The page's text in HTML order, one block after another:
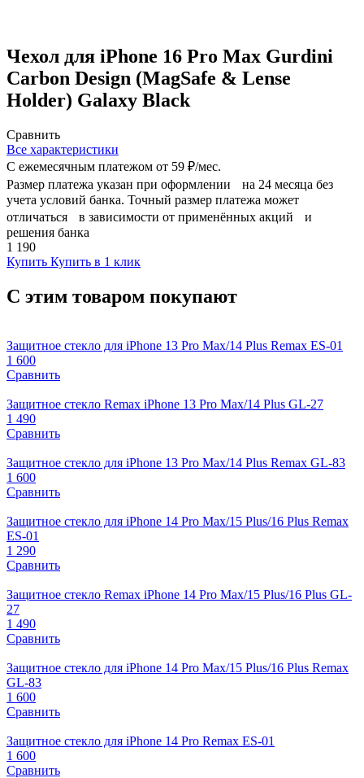
Чехол для iPhone 16 Pro Max Gurdini
Carbon Design (MagSafe & Lense
Holder) Galaxy Black
Сравнить
Все характеристики
С ежемесячным платежом от 59 ₽/мес.
Размер платежа указан при оформлении на 24 месяца без
учета условий банка. Точный размер платежа может
отличаться в зависимости от применённых акций и
решения банка
1 190
Купить Купить в 1 клик
С этим товаром покупают
Защитное стекло для iPhone 13 Pro Max/14 Plus Remax ES-01
1 600
Сравнить
Защитное стекло Remax iPhone 13 Pro Max/14 Plus GL-27
1 490
Сравнить
Защитное стекло для iPhone 13 Pro Max/14 Plus Remax GL-83
1 600
Сравнить
Защитное стекло для iPhone 14 Pro Max/15 Plus/16 Plus Remax
ES-01
1 290
Сравнить
Защитное стекло Remax iPhone 14 Pro Max/15 Plus/16 Plus GL-
27
1 490
Сравнить
Защитное стекло для iPhone 14 Pro Max/15 Plus/16 Plus Remax
GL-83
1 600
Сравнить
Защитное стекло для iPhone 14 Pro Remax ES-01
1 600
Сравнить